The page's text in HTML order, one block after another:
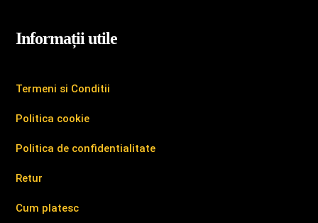
Informații utile
Termeni si Conditii
Politica cookie
Politica de confidentialitate
Retur
Cum platesc